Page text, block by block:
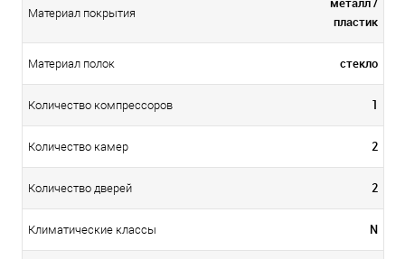
Материал покрытия
пластик
Материал полок стекло
Количество компрессоров 1
Количество камер 2
Количество дверей 2
Климатические классы N